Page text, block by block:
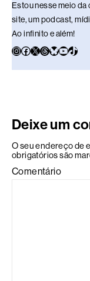
Estou nesse meio da
site, um podcast,
Ao infinito e além!
Deixe um
O seu endereço de
obrigatórios são
Comentário